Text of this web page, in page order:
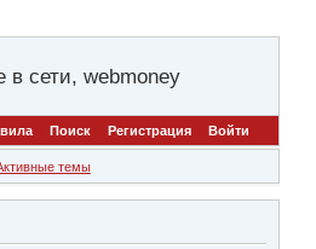
в сети, webmoney
Поиск Регистрация Войти
темы